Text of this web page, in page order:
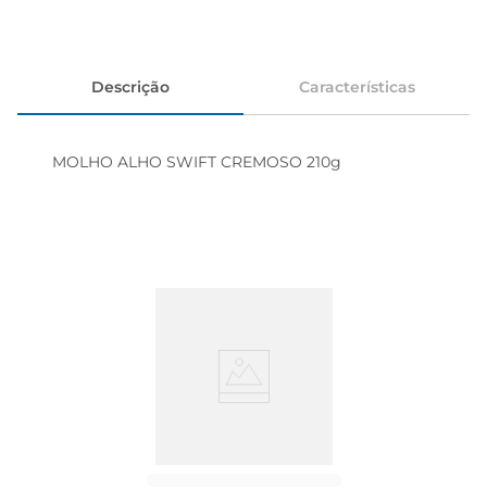
Descrição Características
MOLHO ALHO SWIFT CREMOSO 210g